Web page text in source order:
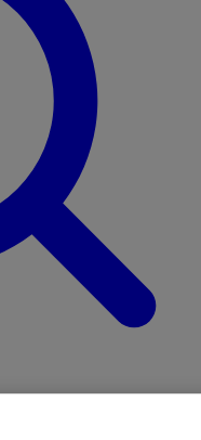
A BOLA SUGEREBarba